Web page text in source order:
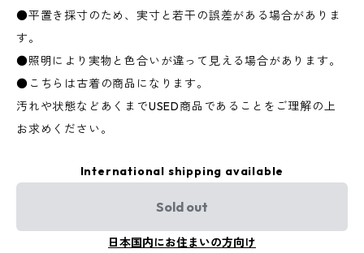
●平置き採寸のため、実寸と若干の誤差がある場合がありま
す。
●照明により実物と色合いが違って見える場合があります。
●こちらは古着の商品になります。
汚れや状態などあくまでUSED商品であることをご理解の上
お求めください。
International shipping available
Sold out
日本国内にお住まいの方向け